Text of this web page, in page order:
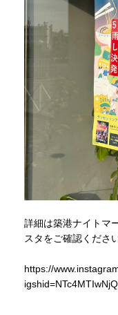
詳細は築港ナイトマ
スタをご確認くださ
https://